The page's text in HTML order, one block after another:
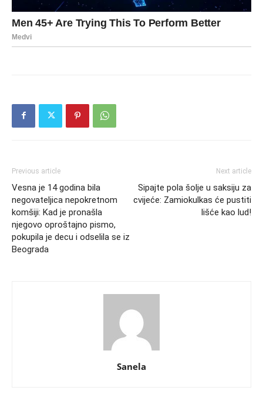
Previous article
Vesna je 14 godina bila
negovateljica nepokretnom
komšiji: Kad je pronašla
njegovo oproštajno pismo,
pokupila je decu i odselila se iz
Beograda
Next article
Sipajte pola šolje u saksiju za
cvijeće: Zamiokulkas će pustiti
lišće kao lud!
Sanela